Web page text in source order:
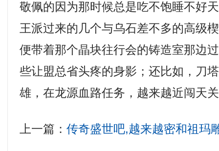
敬佩的因为那时候总是吃不饱睡不好
王派过来的几个与乌石差不多的高级
便带着那个晶块往行会的铸造室那边
些让盟总省头疼的身影；还比如，刀
雄，在龙源血路任务，越来越近闯天
上一篇：传奇盛世吧,越来越密和祖玛